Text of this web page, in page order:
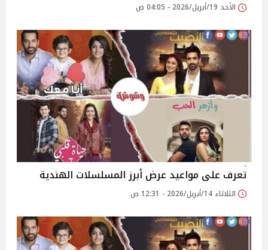
الأحد 19/أبريل/2026 - 04:05 ص
تعرف على مواعيد عرض أبرز المسلسلات الهندية
الثلاثاء 14/أبريل/2026 - 12:31 ص